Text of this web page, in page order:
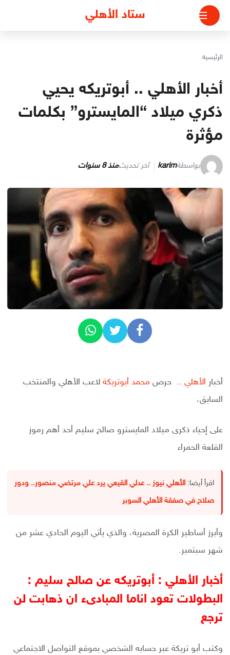
التجاوز
المحتوى
ستاد الأهلي
الرئيسية
أخبار الأهلي .. أبوتريكه يحيي
ذكري ميلاد “المايسترو” بكلمات
مؤثرة
بواسطةkarim آخر تحديثمنذ 8 سنوات
أخبار الأهلي .. حرص محمد أبوتريكة لاعب الأهلي والمنتخب
السابق،
على إحياء ذكرى ميلاد المايسترو صالح سليم أحد أهم رموز
القلعة الحمراء
اقرأ أيضا: الأهلي نيوز .. عدلي القيعي يرد علي مرتضي منصور.. ودور
صلاح في صفقة الأهلي السوبر
وأبرز أساطير الكرة المصرية، والذي يأتي اليوم الحادي عشر من
شهر سبتمبر.
أخبار الأهلي : أبوتريكه عن صالح سليم :
البطولات تعود اناما المبادىء ان ذهابت لن
ترجع
وكتب أبو تريكة عبر حسابه الشخصي بموقع التواصل الاجتماعي